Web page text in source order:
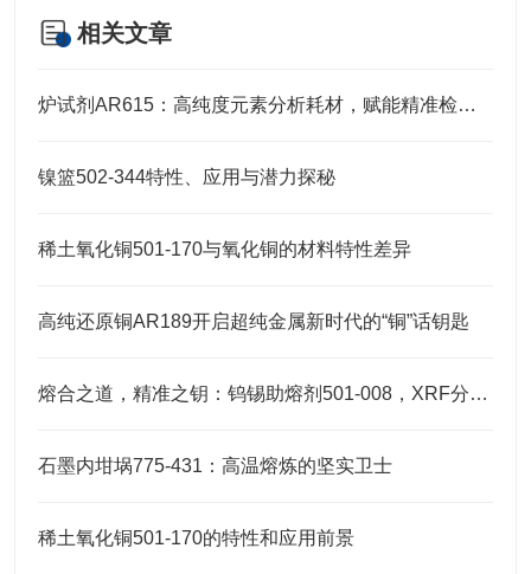
相关文章
炉试剂AR615：高纯度元素分析耗材，赋能精准检测高效推进
镍篮502-344特性、应用与潜力探秘
稀土氧化铜501-170与氧化铜的材料特性差异
高纯还原铜AR189开启超纯金属新时代的“铜”话钥匙
熔合之道，精准之钥：钨锡助熔剂501-008，XRF分析的伴侣
石墨内坩埚775-431：高温熔炼的坚实卫士
稀土氧化铜501-170的特性和应用前景